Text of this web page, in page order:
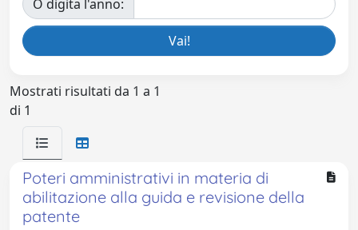
O digita l'anno:
Mostrati risultati da 1 a 1
di 1
Poteri amministrativi in materia di
abilitazione alla guida e revisione della
patente